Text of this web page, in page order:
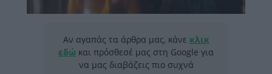
Αν αγαπάς τα άρθρα μας, κάνε κλικ
εδώ και πρόσθεσέ μας στη Google για
να μας διαβάζεις πιο συχνά